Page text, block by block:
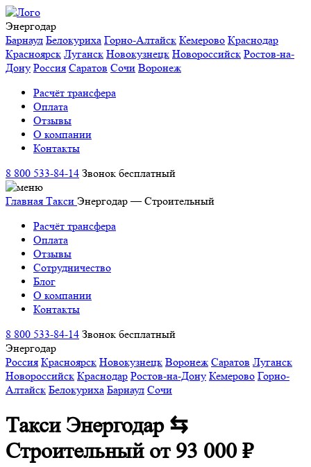
Энергодар
Барнаул Белокуриха Горно-Алтайск Кемерово Краснодар
Красноярск Луганск Новокузнецк Новороссийск Ростов-на-
Дону Россия Саратов Сочи Воронеж
Расчёт трансфера
Оплата
Отзывы
О компании
Контакты
8 800 533-84-14 Звонок бесплатный
Главная Такси Энергодар — Строительный
Расчёт трансфера
Оплата
Отзывы
Сотрудничество
Блог
О компании
Контакты
8 800 533-84-14 Звонок бесплатный
Энергодар
Россия Красноярск Новокузнецк Воронеж Саратов Луганск
Новороссийск Краснодар Ростов-на-Дону Кемерово Горно-
Алтайск Белокуриха Барнаул Сочи
Такси Энергодар ⇆
Строительный от 93 000 ₽